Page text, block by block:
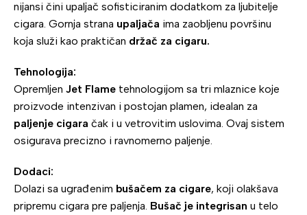
nijansi čini upaljač sofisticiranim dodatkom za ljubitelje
cigara. Gornja strana upaljača ima zaobljenu površinu
koja služi kao praktičan držač za cigaru.
Tehnologija:
Opremljen Jet Flame tehnologijom sa tri mlaznice koje
proizvode intenzivan i postojan plamen, idealan za
paljenje cigara čak i u vetrovitim uslovima. Ovaj sistem
osigurava precizno i ravnomerno paljenje.
Dodaci:
Dolazi sa ugrađenim bušačem za cigare, koji olakšava
pripremu cigara pre paljenja. Bušač je integrisan u telo